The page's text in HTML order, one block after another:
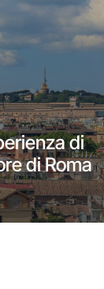
di
di Roma